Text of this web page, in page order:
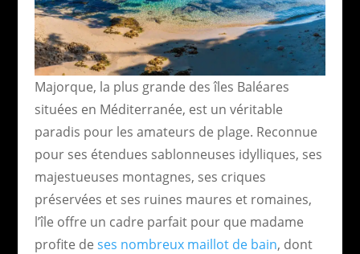
Majorque, la plus grande des îles Baléares
situées en Méditerranée, est un véritable
paradis pour les amateurs de plage. Reconnue
pour ses étendues sablonneuses idylliques, ses
majestueuses montagnes, ses criques
préservées et ses ruines maures et romaines,
l’île offre un cadre parfait pour que madame
profite de ses nombreux maillot de bain, dont